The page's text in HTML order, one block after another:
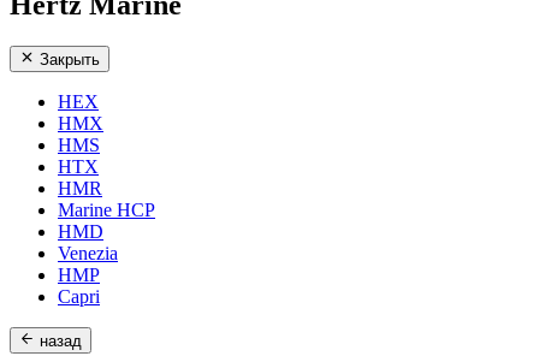
Закрыть
HEX
HMX
HMS
HTX
HMR
Marine HCP
HMD
Venezia
HMP
Capri
назад